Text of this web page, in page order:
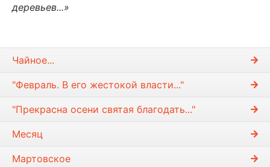
деревьев...»
Чайное...
"Февраль. В его жестокой власти..."
"Прекрасна осени святая благодать..."
Месяц
Мартовское